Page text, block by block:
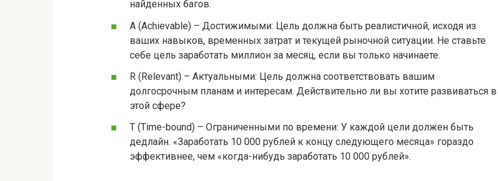
найденных багов.
A (Achievable) – Достижимыми: Цель должна быть реалистичной, исходя из
ваших навыков, временных затрат и текущей рыночной ситуации. Не ставьте
себе цель заработать миллион за месяц, если вы только начинаете.
R (Relevant) – Актуальными: Цель должна соответствовать вашим
долгосрочным планам и интересам. Действительно ли вы хотите развиваться в
этой сфере?
T (Time-bound) – Ограниченными по времени: У каждой цели должен быть
дедлайн. «Заработать 10 000 рублей к концу следующего месяца» гораздо
эффективнее, чем «когда-нибудь заработать 10 000 рублей».